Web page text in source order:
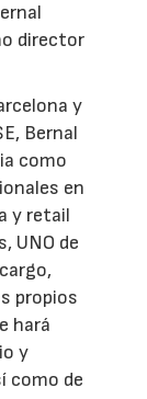
director
y
Bernal
como
en
y retail
UNO de
propios
hará
y
como de